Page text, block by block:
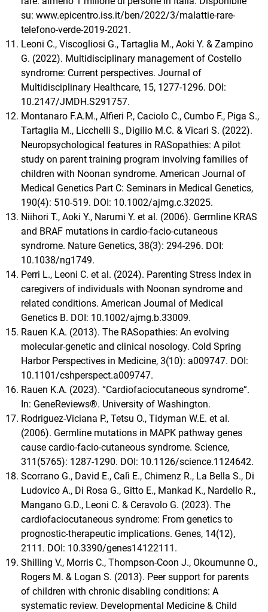
su: www.epicentro.iss.it/ben/2022/3/malattie-rare-
telefono-verde-2019-2021.
Leoni C., Viscogliosi G., Tartaglia M., Aoki Y. & Zampino
G. (2022). Multidisciplinary management of Costello
syndrome: Current perspectives. Journal of
Multidisciplinary Healthcare, 15, 1277-1296. DOI:
10.2147/JMDH.S291757.
Montanaro F.A.M., Alfieri P., Caciolo C., Cumbo F., Piga S.,
Tartaglia M., Licchelli S., Digilio M.C. & Vicari S. (2022).
Neuropsychological features in RASopathies: A pilot
study on parent training program involving families of
children with Noonan syndrome. American Journal of
Medical Genetics Part C: Seminars in Medical Genetics,
190(4): 510-519. DOI: 10.1002/ajmg.c.32025.
Niihori T., Aoki Y., Narumi Y. et al. (2006). Germline KRAS
and BRAF mutations in cardio-facio-cutaneous
syndrome. Nature Genetics, 38(3): 294-296. DOI:
10.1038/ng1749.
Perri L., Leoni C. et al. (2024). Parenting Stress Index in
caregivers of individuals with Noonan syndrome and
related conditions. American Journal of Medical
Genetics B. DOI: 10.1002/ajmg.b.33009.
Rauen K.A. (2013). The RASopathies: An evolving
molecular-genetic and clinical nosology. Cold Spring
Harbor Perspectives in Medicine, 3(10): a009747. DOI:
10.1101/cshperspect.a009747.
Rauen K.A. (2023). “Cardiofaciocutaneous syndrome”.
In: GeneReviews®. University of Washington.
Rodriguez-Viciana P., Tetsu O., Tidyman W.E. et al.
(2006). Germline mutations in MAPK pathway genes
cause cardio-facio-cutaneous syndrome. Science,
311(5765): 1287-1290. DOI: 10.1126/science.1124642.
Scorrano G., David E., Calì E., Chimenz R., La Bella S., Di
Ludovico A., Di Rosa G., Gitto E., Mankad K., Nardello R.,
Mangano G.D., Leoni C. & Ceravolo G. (2023). The
cardiofaciocutaneous syndrome: From genetics to
prognostic-therapeutic implications. Genes, 14(12),
2111. DOI: 10.3390/genes14122111.
Shilling V., Morris C., Thompson-Coon J., Okoumunne O.,
Rogers M. & Logan S. (2013). Peer support for parents
of children with chronic disabling conditions: A
systematic review. Developmental Medicine & Child